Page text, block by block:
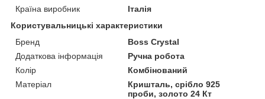
Країна виробник
Італія
Користувальницькі характеристики
Бренд
Boss Crystal
Додаткова інформація
Ручна робота
Колір
Комбінований
Матеріал
Кришталь, срібло 925
проби, золото 24 Кт